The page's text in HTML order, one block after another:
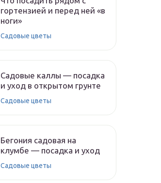
гортензией и перед ней «в
ноги»
Садовые цветы
Садовые каллы — посадка
и уход в открытом грунте
Садовые цветы
Бегония садовая на
клумбе — посадка и уход
Садовые цветы